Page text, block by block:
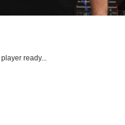
player ready...